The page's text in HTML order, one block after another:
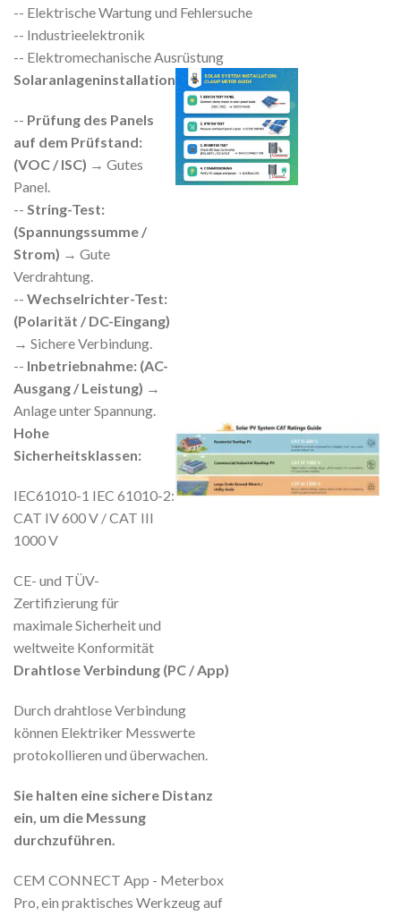
-- Elektrische Wartung und Fehlersuche
-- Industrieelektronik
-- Elektromechanische Ausrüstung
Solaranlageninstallation
-- Prüfung des Panels
auf dem Prüfstand:
(VOC / ISC) → Gutes
Panel.
-- String-Test:
(Spannungssumme /
Strom) → Gute
Verdrahtung.
-- Wechselrichter-Test:
(Polarität / DC-Eingang)
→ Sichere Verbindung.
-- Inbetriebnahme: (AC-
Ausgang / Leistung) →
Anlage unter Spannung.
Hohe
Sicherheitsklassen:
IEC61010-1 IEC 61010-2:
CAT IV 600 V / CAT III
1000 V
CE- und TÜV-
Zertifizierung für
maximale Sicherheit und
weltweite Konformität
Drahtlose Verbindung (PC / App)
Durch drahtlose Verbindung
können Elektriker Messwerte
protokollieren und überwachen.
Sie halten eine sichere Distanz
ein, um die Messung
durchzuführen.
CEM CONNECT App - Meterbox
Pro, ein praktisches Werkzeug auf